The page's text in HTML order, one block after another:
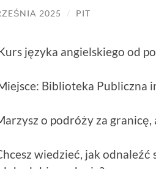
2025 / PIT
języka angielskiego od
Biblioteka Publiczna
o podróży za
wiedzieć, jak